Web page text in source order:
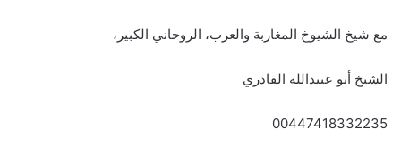
مع شيخ الشيوخ المغاربة والعرب، الروحاني الكبير،
الشيخ أبو عبيدالله القادري
00447418332235